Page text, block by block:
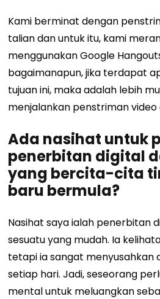
Kami berminat dengan
talian dan untuk itu, kami
menggunakan Google
bagaimanapun, jika terdapat
tujuan ini, maka adalah lebih
menjalankan penstriman video
Ada nasihat untuk
penerbitan digital
yang bercita-cita
baru bermula?
Nasihat saya ialah penerbitan
sesuatu yang mudah. ​​Ia
tetapi ia sangat menyusahkan
setiap hari. Jadi, seseorang
mental untuk meluangkan